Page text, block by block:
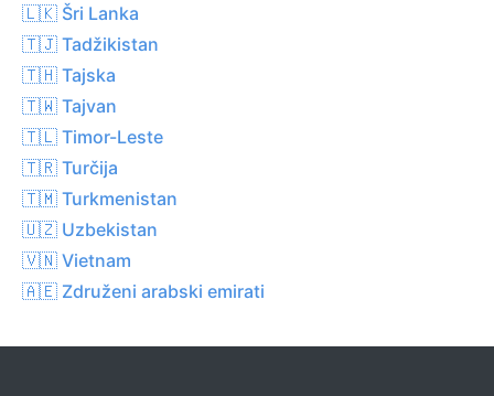
🇱🇰 Šri Lanka
🇹🇯 Tadžikistan
🇹🇭 Tajska
🇹🇼 Tajvan
🇹🇱 Timor-Leste
🇹🇷 Turčija
🇹🇲 Turkmenistan
🇺🇿 Uzbekistan
🇻🇳 Vietnam
🇦🇪 Združeni arabski emirati